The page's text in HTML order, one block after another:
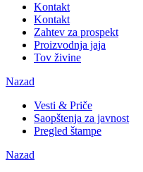
Kontakt
Kontakt
Zahtev za prospekt
Proizvodnja jaja
Tov živine
Nazad
Vesti & Priče
Saopštenja za javnost
Pregled štampe
Nazad